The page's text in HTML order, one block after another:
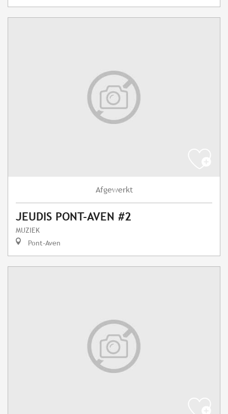
Afgewerkt
JEUDIS PONT-AVEN #2
MUZIEK
Pont-Aven